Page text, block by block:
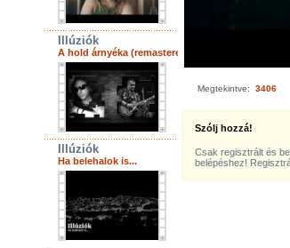
Illúziók
A hold árnyéka (remastered)
Illúziók
Ha belehalok is...
Megtekintve: 3406
Szólj hozzá!
Csak regisztrált és
belépéshez!